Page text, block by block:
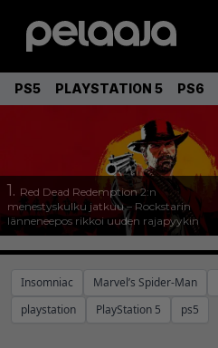
PS5 PLAYSTATION 5 PS6
1. Red Dead Redemption 2:n
menestyskulku jatkuu – Rockstarin
länneneepos rikkoi uuden rajapyykin
Insomniac Marvel’s Spider-Man
playstation
PlayStation 5 ps5